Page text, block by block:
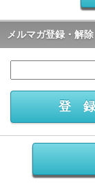
メルマガ登録・解除